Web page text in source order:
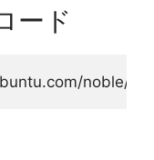
ード
noble/